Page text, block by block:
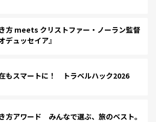
方 meets クリストファー・ノーラン監督
デュッセイア』
もスマートに！ トラベルハック2026
方アワード みんなで選ぶ、旅のベスト。